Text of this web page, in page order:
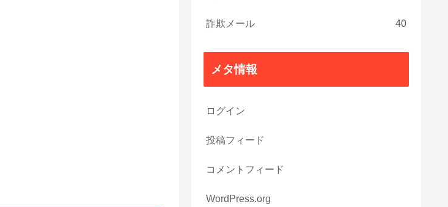
詐欺メール 40
メタ情報
ログイン
投稿フィード
コメントフィード
WordPress.org